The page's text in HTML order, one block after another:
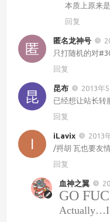
本质上原来
回复
匿名龙神号
只打随机的对
回复
昆布
2013年
已经想让站长转
回复
iLavix
2013
/捋胡 瓦也要友
回复
血神之翼
GO
Actually…I